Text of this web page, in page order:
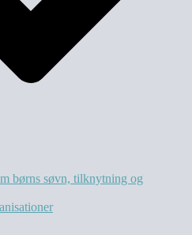
børns søvn, tilknytning og